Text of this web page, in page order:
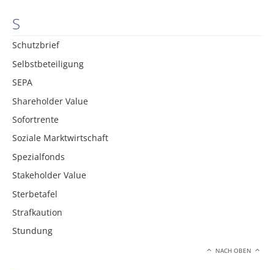
S
Schutzbrief
Selbstbeteiligung
SEPA
Shareholder Value
Sofortrente
Soziale Marktwirtschaft
Spezialfonds
Stakeholder Value
Sterbetafel
Strafkaution
Stundung
NACH OBEN